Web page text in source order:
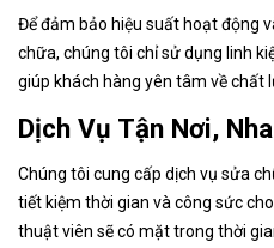
Để đảm bảo hiệu suất hoạt động
chữa, chúng tôi chỉ sử dụng linh
giúp khách hàng yên tâm về chất
Dịch Vụ Tận Nơi,
Chúng tôi cung cấp dịch vụ sửa
tiết kiệm thời gian và công sức
thuật viên sẽ có mặt trong thời